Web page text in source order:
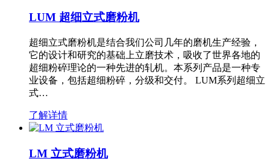
LUM 超细立式磨粉机
超细立式磨粉机是结合我们公司几年的磨机生产经验，
它的设计和研究的基础上立磨技术，吸收了世界各地的
超细粉碎理论的一种先进的轧机。本系列产品是一种专
业设备，包括超细粉碎，分级和交付。 LUM系列超细立
式…
了解详情
LM 立式磨粉机